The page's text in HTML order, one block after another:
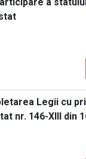
Legii cu
nr. 146-XIII din